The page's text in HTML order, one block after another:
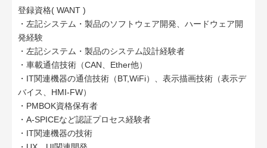
登録資格( WANT )
・左記システム・製品のソフトウェア開発、ハードウェア開
発経験
・左記システム・製品のシステム設計経験者
・車載通信技術（CAN、Ether他）
・IT関連機器の通信技術（BT,WiFi）、表示描画技術（表示デ
バイス、HMI-FW）
・PMBOK資格保有者
・A-SPICEなど認証プロセス経験者
・IT関連機器の技術